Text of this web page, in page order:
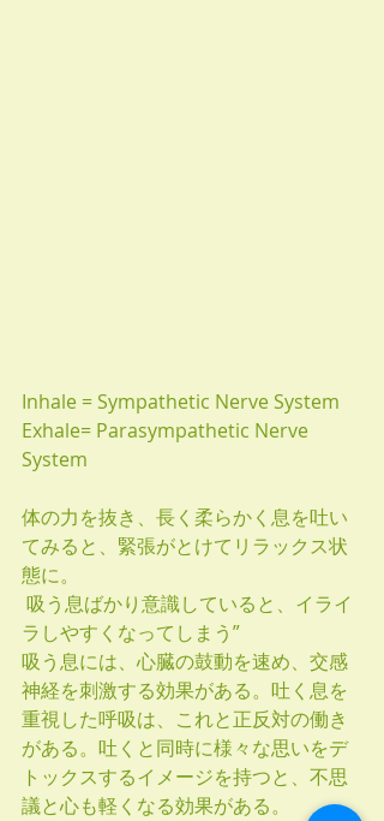
Inhale = Sympathetic Nerve System
Exhale= Parasympathetic Nerve
System
体の力を抜き、長く柔らかく息を吐い
てみると、緊張がとけてリラックス状
態に。
ラしやすくなってしまう”
吸う息には、心臓の鼓動を速め、交感
神経を刺激する効果がある。吐く息を
重視した呼吸は、これと正反対の働き
がある。吐くと同時に様々な思いをデ
トックスするイメージを持つと、不思
議と心も軽くなる効果がある。